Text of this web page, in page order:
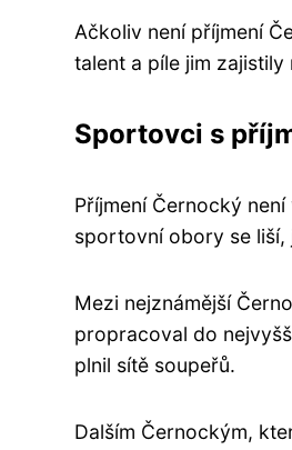
Ačkoliv není příjmení
talent a píle jim
Sportovci s
Příjmení Černocký
sportovní obory se liší,
Mezi nejznámější
propracoval do
plnil sítě soupeřů.
Dalším Černockým,